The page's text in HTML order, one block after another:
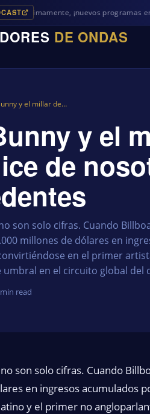
¡nuevos programas en iVoox,
DE ONDAS
y el millar de…
y el
de
son solo cifras. Cuando
millones de dólares en
en el primer
umbral en el circuito global
read
son solo cifras. Cuando
en ingresos acumulados
y el primer no